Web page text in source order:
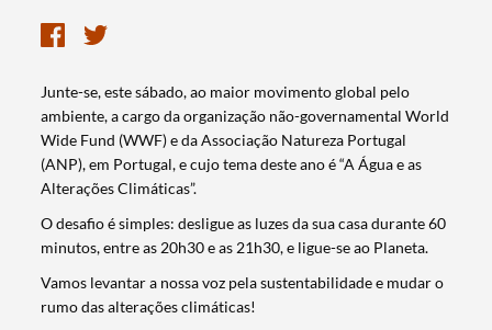
Junte-se, este sábado, ao maior movimento global pelo
ambiente, a cargo da organização não-governamental World
Wide Fund (WWF) e da Associação Natureza Portugal
(ANP), em Portugal, e cujo tema deste ano é “A Água e as
Alterações Climáticas”.
O desafio é simples: desligue as luzes da sua casa durante 60
minutos, entre as 20h30 e as 21h30, e ligue-se ao Planeta.
Vamos levantar a nossa voz pela sustentabilidade e mudar o
rumo das alterações climáticas!